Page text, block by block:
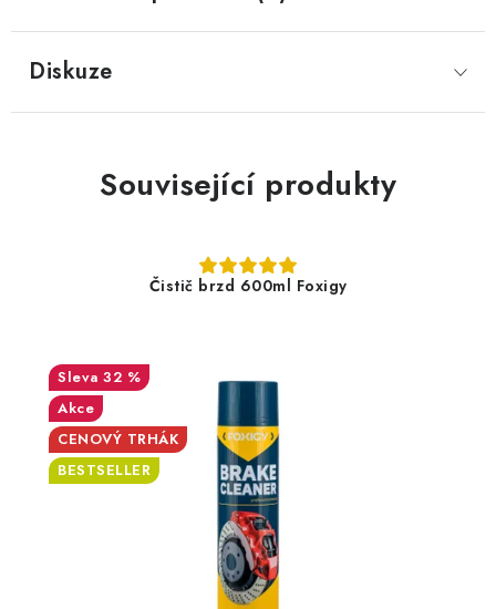
Diskuze
Související produkty
Čistič brzd 600ml Foxigy
32 %
Akce
CENOVÝ TRHÁK
BESTSELLER